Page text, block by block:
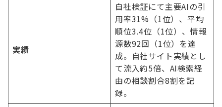
実績
自社検証にて主要AIの引
用率31%（1位）、平均
順位3.4位（1位）、情報
源数92回（1位）を達
成。自社サイト実績とし
て流入約5倍、AI検索経
由の相談割合8割を記
録。